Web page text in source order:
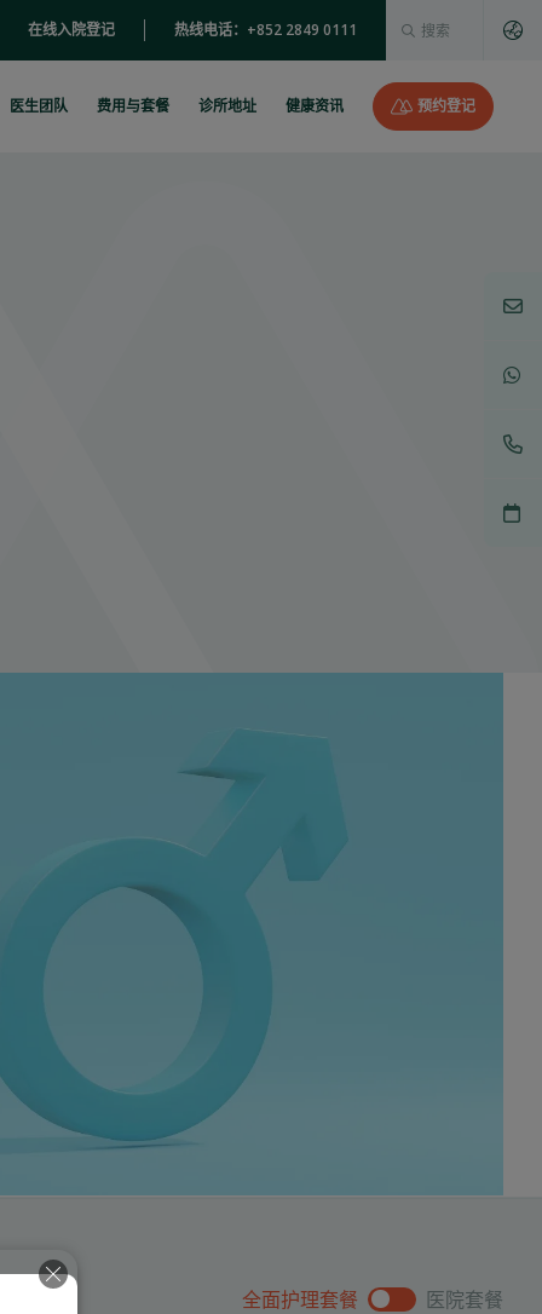
在线入院登记 热线电话：+852 2849 0111
医生团队 费用与套餐 诊所地址 健康资讯 预约登记
全面护理套餐 医院套餐